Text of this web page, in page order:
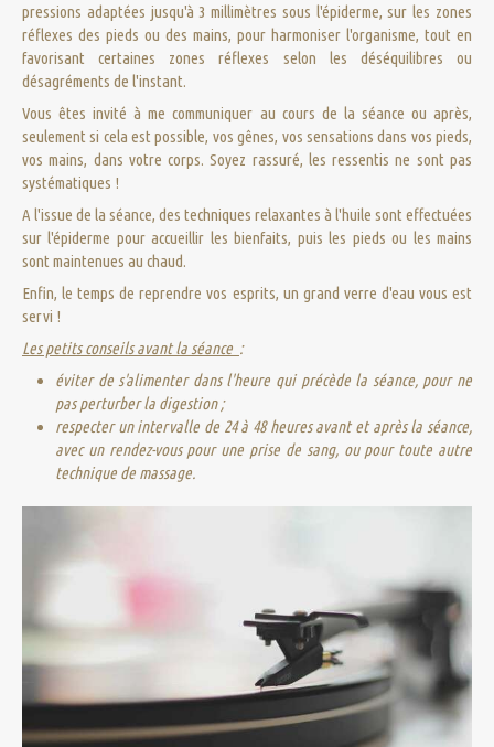
pressions adaptées jusqu'à 3 millimètres sous l'épiderme, sur les zones
réflexes des pieds ou des mains, pour harmoniser l'organisme, tout en
favorisant certaines zones réflexes selon les déséquilibres ou
désagréments de l'instant.
Vous êtes invité à me communiquer au cours de la séance ou après,
seulement si cela est possible, vos gênes, vos sensations dans vos pieds,
vos mains, dans votre corps. Soyez rassuré, les ressentis ne sont pas
systématiques !
A l'issue de la séance, des techniques relaxantes à l'huile sont effectuées
sur l'épiderme pour accueillir les bienfaits, puis les pieds ou les mains
sont maintenues au chaud.
Enfin, le temps de reprendre vos esprits, un grand verre d'eau vous est
servi !
Les petits conseils avant la séance :
éviter de s'alimenter dans l'heure qui précède la séance, pour ne
pas perturber la digestion ;
respecter un intervalle de 24 à 48 heures avant et après la séance,
avec un rendez-vous pour une prise de sang, ou pour toute autre
technique de massage.